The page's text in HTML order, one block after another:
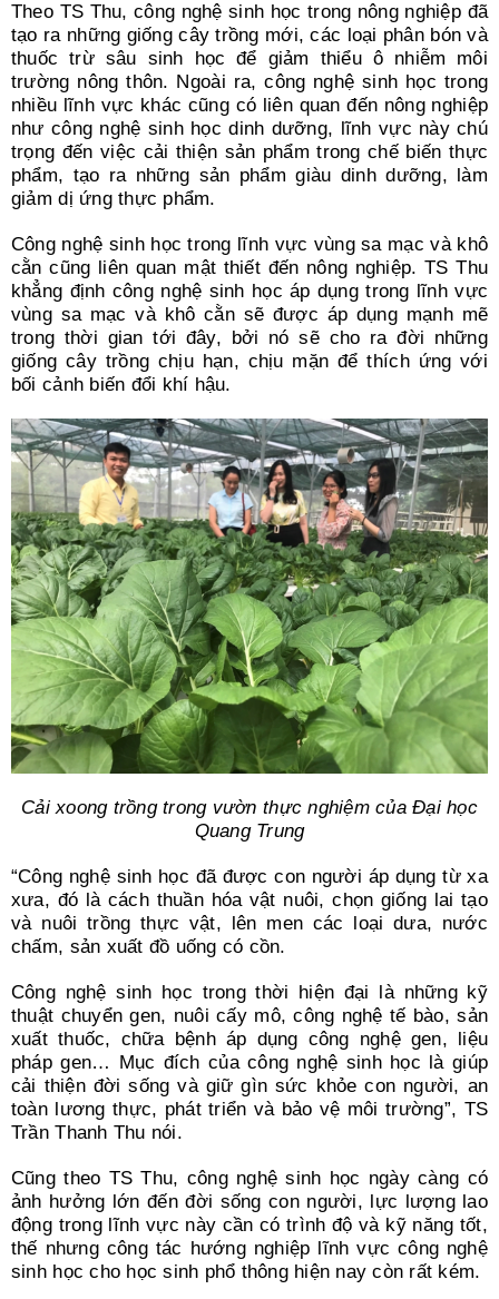
Theo TS Thu, công nghệ sinh học trong nông nghiệp đã
tạo ra những giống cây trồng mới, các loại phân bón và
thuốc trừ sâu sinh học để giảm thiểu ô nhiễm môi
trường nông thôn. Ngoài ra, công nghệ sinh học trong
nhiều lĩnh vực khác cũng có liên quan đến nông nghiệp
như công nghệ sinh học dinh dưỡng, lĩnh vực này chú
trọng đến việc cải thiện sản phẩm trong chế biến thực
phẩm, tạo ra những sản phẩm giàu dinh dưỡng, làm
giảm dị ứng thực phẩm.
Công nghệ sinh học trong lĩnh vực vùng sa mạc và khô
cằn cũng liên quan mật thiết đến nông nghiệp. TS Thu
khẳng định công nghệ sinh học áp dụng trong lĩnh vực
vùng sa mạc và khô cằn sẽ được áp dụng mạnh mẽ
trong thời gian tới đây, bởi nó sẽ cho ra đời những
giống cây trồng chịu hạn, chịu mặn để thích ứng với
bối cảnh biến đổi khí hậu.
Cải xoong trồng trong vườn thực nghiệm của Đại học
Quang Trung
“Công nghệ sinh học đã được con người áp dụng từ xa
xưa, đó là cách thuần hóa vật nuôi, chọn giống lai tạo
và nuôi trồng thực vật, lên men các loại dưa, nước
chấm, sản xuất đồ uống có cồn.
Công nghệ sinh học trong thời hiện đại là những kỹ
thuật chuyển gen, nuôi cấy mô, công nghệ tế bào, sản
xuất thuốc, chữa bệnh áp dụng công nghệ gen, liệu
pháp gen… Mục đích của công nghệ sinh học là giúp
cải thiện đời sống và giữ gìn sức khỏe con người, an
toàn lương thực, phát triển và bảo vệ môi trường”, TS
Trần Thanh Thu nói.
Cũng theo TS Thu, công nghệ sinh học ngày càng có
ảnh hưởng lớn đến đời sống con người, lực lượng lao
động trong lĩnh vực này cần có trình độ và kỹ năng tốt,
thế nhưng công tác hướng nghiệp lĩnh vực công nghệ
sinh học cho học sinh phổ thông hiện nay còn rất kém.